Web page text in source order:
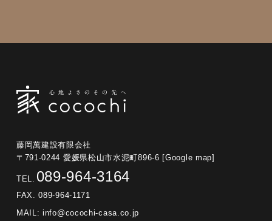
藤岡萬建設有限会社
〒791-0244 愛媛県松山市水泥町896-6
[Google map]
TEL. 089-964-3164
FAX. 089-964-1171
MAIL: info@cocochi-casa.co.jp